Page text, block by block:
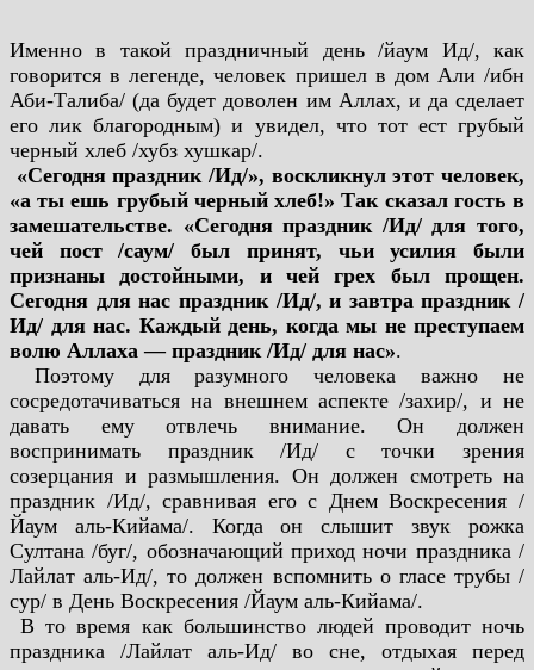
Именно в такой праздничный день /йаум Ид/, как
говорится в легенде, человек пришел в дом Али /ибн
Аби-Талиба/ (да будет доволен им Аллах, и да сделает
его лик благородным) и увидел, что тот ест грубый
черный хлеб /хубз хушкар/.
«Сегодня праздник /Ид/», воскликнул этот человек,
«а ты ешь грубый черный хлеб!» Так сказал гость в
замешательстве. «Сегодня праздник /Ид/ для того,
чей пост /саум/ был принят, чьи усилия были
признаны достойными, и чей грех был прощен.
Сегодня для нас праздник /Ид/, и завтра праздник /
Ид/ для нас. Каждый день, когда мы не преступаем
волю Аллаха — праздник /Ид/ для нас».
Поэтому для разумного человека важно не
сосредотачиваться на внешнем аспекте /захир/, и не
давать ему отвлечь внимание. Он должен
воспринимать праздник /Ид/ с точки зрения
созерцания и размышления. Он должен смотреть на
праздник /Ид/, сравнивая его с Днем Воскресения /
Йаум аль-Кийама/. Когда он слышит звук рожка
Султана /буг/, обозначающий приход ночи праздника /
Лайлат аль-Ид/, то должен вспомнить о гласе трубы /
сур/ в День Воскресения /Йаум аль-Кийама/.
В то время как большинство людей проводит ночь
праздника /Лайлат аль-Ид/ во сне, отдыхая перед